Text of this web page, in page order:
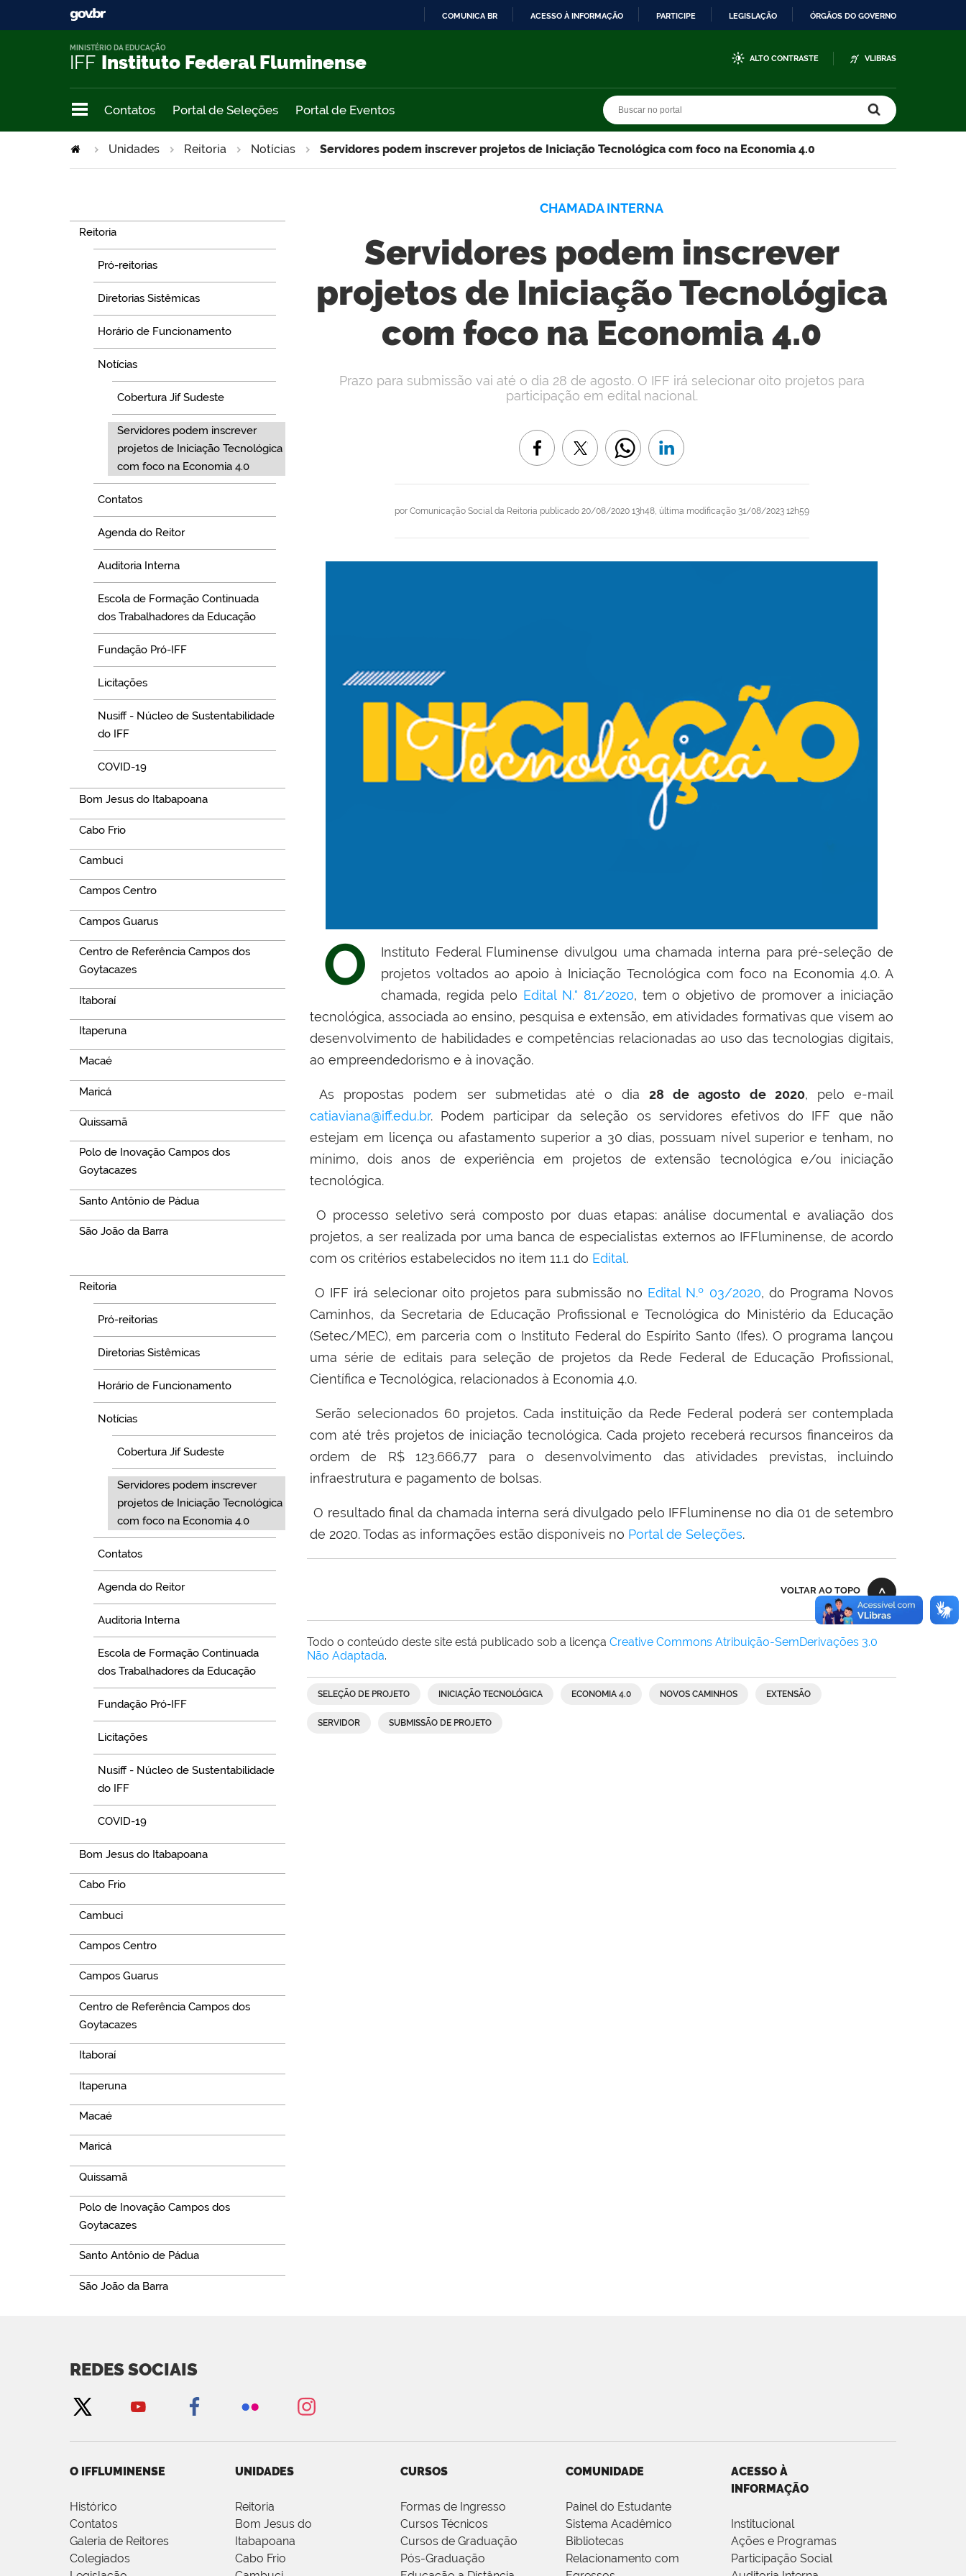
COMUNICA BR ACESSO À INFORMAÇÃO PARTICIPE LEGISLAÇÃO ÓRGÃOS DO GOVERNO
IFF Instituto Federal Fluminense
MINISTÉRIO DA EDUCAÇÃO
ALTO CONTRASTE VLIBRAS
Contatos Portal de Seleções Portal de Eventos
Unidades Reitoria Notícias Servidores podem inscrever projetos de Iniciação Tecnológica com foco na Economia 4.0
Reitoria
Pró-reitorias
Diretorias Sistêmicas
Horário de Funcionamento
Notícias
Cobertura Jif Sudeste
Servidores podem inscrever
projetos de Iniciação Tecnológica
com foco na Economia 4.0
Contatos
Agenda do Reitor
Auditoria Interna
Escola de Formação Continuada
dos Trabalhadores da Educação
Fundação Pró-IFF
Licitações
Nusiff - Núcleo de Sustentabilidade
do IFF
COVID-19
Bom Jesus do Itabapoana
Cabo Frio
Cambuci
Campos Centro
Campos Guarus
Centro de Referência Campos dos
Goytacazes
Itaboraí
Itaperuna
Macaé
Maricá
Quissamã
Polo de Inovação Campos dos
Goytacazes
Santo Antônio de Pádua
São João da Barra
Reitoria
Pró-reitorias
Diretorias Sistêmicas
Horário de Funcionamento
Notícias
Cobertura Jif Sudeste
Servidores podem inscrever
projetos de Iniciação Tecnológica
com foco na Economia 4.0
Contatos
Agenda do Reitor
Auditoria Interna
Escola de Formação Continuada
dos Trabalhadores da Educação
Fundação Pró-IFF
Licitações
Nusiff - Núcleo de Sustentabilidade
do IFF
COVID-19
Bom Jesus do Itabapoana
Cabo Frio
Cambuci
Campos Centro
Campos Guarus
Centro de Referência Campos dos
Goytacazes
Itaboraí
Itaperuna
Macaé
Maricá
Quissamã
Polo de Inovação Campos dos
Goytacazes
Santo Antônio de Pádua
São João da Barra
CHAMADA INTERNA
Servidores podem inscrever
projetos de Iniciação Tecnológica
com foco na Economia 4.0
por Comunicação Social da Reitoria publicado20/08/2020 13h48, última modificação31/08/2023 12h59
Prazo para submissão vai até o dia 28 de agosto. O IFF irá selecionar oito projetos para
participação em edital nacional.
O
Instituto Federal Fluminense divulgou uma chamada interna para pré-seleção de
projetos voltados ao apoio à Iniciação Tecnológica com foco na Economia 4.0. A
chamada, regida pelo Edital N.° 81/2020, tem o objetivo de promover a iniciação
tecnológica, associada ao ensino, pesquisa e extensão, em atividades formativas que visem ao
desenvolvimento de habilidades e competências relacionadas ao uso das tecnologias digitais,
ao empreendedorismo e à inovação.
As propostas podem ser submetidas até o dia28 de agosto de 2020, pelo e-mail
catiaviana@iff.edu.br. Podem participar da seleção os servidores efetivos do IFF que não
estejam em licença ou afastamento superior a 30 dias, possuam nível superior e tenham, no
mínimo, dois anos de experiência em projetos de extensão tecnológica e/ou iniciação
tecnológica.
O processo seletivo será composto por duas etapas: análise documental e avaliação dos
projetos, a ser realizada por uma banca de especialistas externos ao IFFluminense, de acordo
com os critérios estabelecidos no item 11.1 do Edital.
O IFF irá selecionar oito projetos para submissão no Edital N.º 03/2020, do Programa Novos
Caminhos, da Secretaria de Educação Profissional e Tecnológica do Ministério da Educação
(Setec/MEC), em parceria com o Instituto Federal do Espírito Santo (Ifes). O programa lançou
uma série de editais para seleção de projetos da Rede Federal de Educação Profissional,
Científica e Tecnológica, relacionados à Economia 4.0.
Serão selecionados 60 projetos. Cada instituição da Rede Federal poderá ser contemplada
com até três projetos de iniciação tecnológica. Cada projeto receberá recursos financeiros da
ordem de R$ 123.666,77 para o desenvolvimento das atividades previstas, incluindo
infraestrutura e pagamento de bolsas.
O resultado final da chamada interna será divulgado pelo IFFluminense no dia 01 de setembro
de 2020. Todas as informações estão disponíveis no Portal de Seleções.
VOLTAR AO TOPO
Todo o conteúdo deste site está publicado sob a licença Creative Commons Atribuição-SemDerivações 3.0
Não Adaptada.
SELEÇÃO DE PROJETO INICIAÇÃO TECNOLÓGICA ECONOMIA 4.0 NOVOS CAMINHOS EXTENSÃO
SERVIDOR SUBMISSÃO DE PROJETO
REDES SOCIAIS
O IFFLUMINENSE
Histórico
Contatos
Galeria de Reitores
Colegiados
UNIDADES
Reitoria
Bom Jesus do
Itabapoana
Cabo Frio
CURSOS
Formas de Ingresso
Cursos Técnicos
Cursos de Graduação
Pós-Graduação
COMUNIDADE
Painel do Estudante
Sistema Acadêmico
Bibliotecas
Relacionamento com
ACESSO À
INFORMAÇÃO
Institucional
Ações e Programas
Participação Social